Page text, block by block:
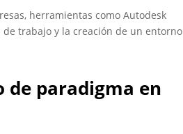
herramientas como Autodesk
trabajo y la creación de un entorno
paradigma en